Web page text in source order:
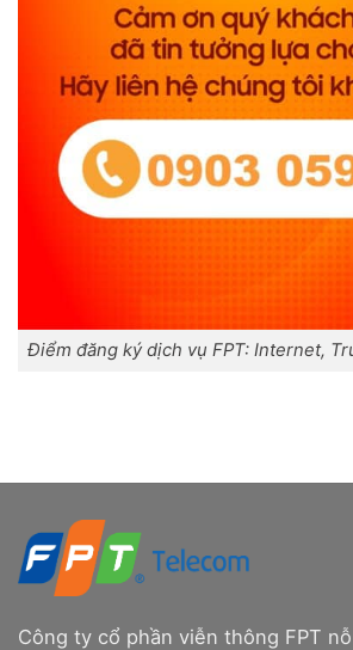
Điểm đăng ký dịch vụ FPT: Internet,
Công ty cổ phần viễn thông FPT